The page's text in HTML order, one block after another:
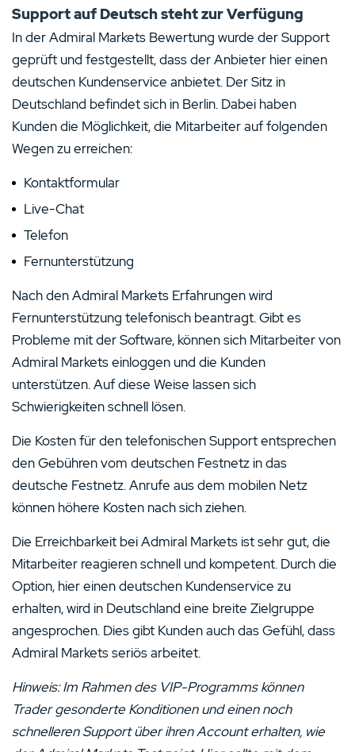
Support auf Deutsch steht zur Verfügung
In der Admiral Markets Bewertung wurde der Support
geprüft und festgestellt, dass der Anbieter hier einen
deutschen Kundenservice anbietet. Der Sitz in
Deutschland befindet sich in Berlin. Dabei haben
Kunden die Möglichkeit, die Mitarbeiter auf folgenden
Wegen zu erreichen:
Kontaktformular
Live-Chat
Telefon
Fernunterstützung
Nach den Admiral Markets Erfahrungen wird
Fernunterstützung telefonisch beantragt. Gibt es
Probleme mit der Software, können sich Mitarbeiter von
Admiral Markets einloggen und die Kunden
unterstützen. Auf diese Weise lassen sich
Schwierigkeiten schnell lösen.
Die Kosten für den telefonischen Support entsprechen
den Gebühren vom deutschen Festnetz in das
deutsche Festnetz. Anrufe aus dem mobilen Netz
können höhere Kosten nach sich ziehen.
Die Erreichbarkeit bei Admiral Markets ist sehr gut, die
Mitarbeiter reagieren schnell und kompetent. Durch die
Option, hier einen deutschen Kundenservice zu
erhalten, wird in Deutschland eine breite Zielgruppe
angesprochen. Dies gibt Kunden auch das Gefühl, dass
Admiral Markets seriös arbeitet.
Hinweis: Im Rahmen des VIP-Programms können
Trader gesonderte Konditionen und einen noch
schnelleren Support über ihren Account erhalten, wie